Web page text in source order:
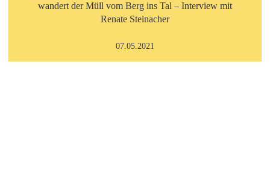
wandert der Müll vom Berg ins Tal – Interview mit
Renate Steinacher
07.05.2021